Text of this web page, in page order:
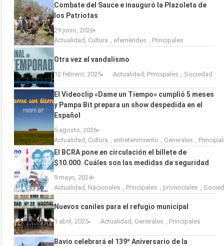
Combate del Sauce e inauguró la Plazoleta de
los Patriotas
29 junio, 2026
Actualidad Cultura efemérides Principales
Otra vez el vandalismo
12 febrero, 2025 Actualidad , Principales , Sociedad
El Videoclip «Dame un Tiempo» cumplió 5 meses
y Pampa Bit prepara un show despedida en el
Español
5 agosto, 2026
Actualidad Cultura entretenimiento Generales
El BCRA pone en circulación el billete de
$10.000. Cuáles son las medidas de seguridad
9 mayo, 2024
Actualidad Nacionales Principales provinciales
Nuevos caniles para el refugio municipal
1 abril, 2025 Actualidad , Generales , Principales
Bavio celebrará el 139º Aniversario de la